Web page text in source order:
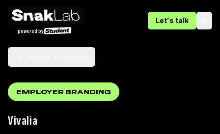
powered by
Let's talk
EMPLOYER BRANDING
Vivalia